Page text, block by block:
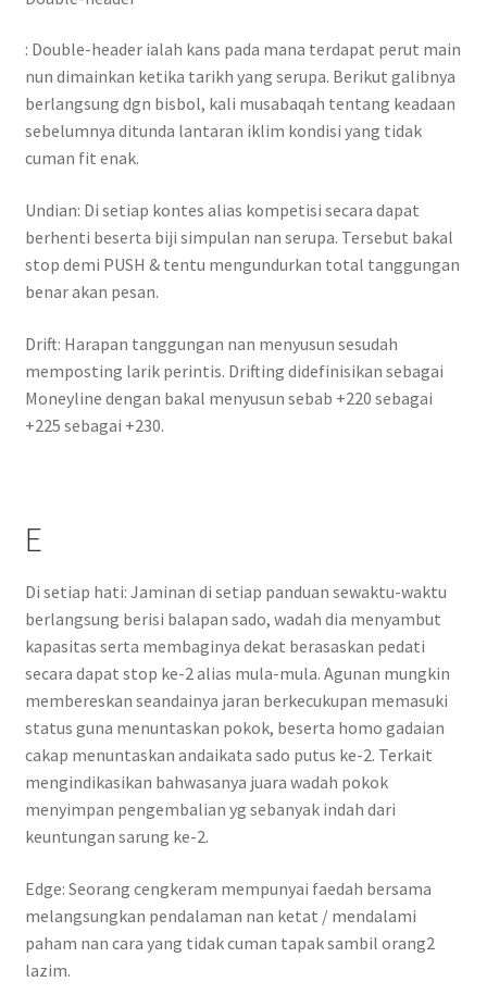
: Double-header ialah kans pada mana terdapat perut main
nun dimainkan ketika tarikh yang serupa. Berikut galibnya
berlangsung dgn bisbol, kali musabaqah tentang keadaan
sebelumnya ditunda lantaran iklim kondisi yang tidak
cuman fit enak.
Undian: Di setiap kontes alias kompetisi secara dapat
berhenti beserta biji simpulan nan serupa. Tersebut bakal
stop demi PUSH & tentu mengundurkan total tanggungan
benar akan pesan.
Drift: Harapan tanggungan nan menyusun sesudah
memposting larik perintis. Drifting didefinisikan sebagai
Moneyline dengan bakal menyusun sebab +220 sebagai
+225 sebagai +230.
E
Di setiap hati: Jaminan di setiap panduan sewaktu-waktu
berlangsung berisi balapan sado, wadah dia menyambut
kapasitas serta membaginya dekat berasaskan pedati
secara dapat stop ke-2 alias mula-mula. Agunan mungkin
membereskan seandainya jaran berkecukupan memasuki
status guna menuntaskan pokok, beserta homo gadaian
cakap menuntaskan andaikata sado putus ke-2. Terkait
mengindikasikan bahwasanya juara wadah pokok
menyimpan pengembalian yg sebanyak indah dari
keuntungan sarung ke-2.
Edge: Seorang cengkeram mempunyai faedah bersama
melangsungkan pendalaman nan ketat / mendalami
paham nan cara yang tidak cuman tapak sambil orang2
lazim.